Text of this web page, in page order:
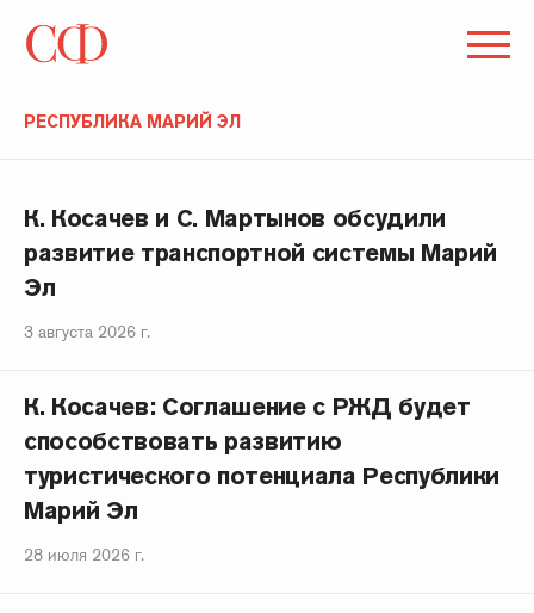
РЕСПУБЛИКА МАРИЙ ЭЛ
К. Косачев и С. Мартынов обсудили
развитие транспортной системы Марий
Эл
3 августа 2026 г.
К. Косачев: Соглашение с РЖД будет
способствовать развитию
туристического потенциала Республики
Марий Эл
28 июля 2026 г.